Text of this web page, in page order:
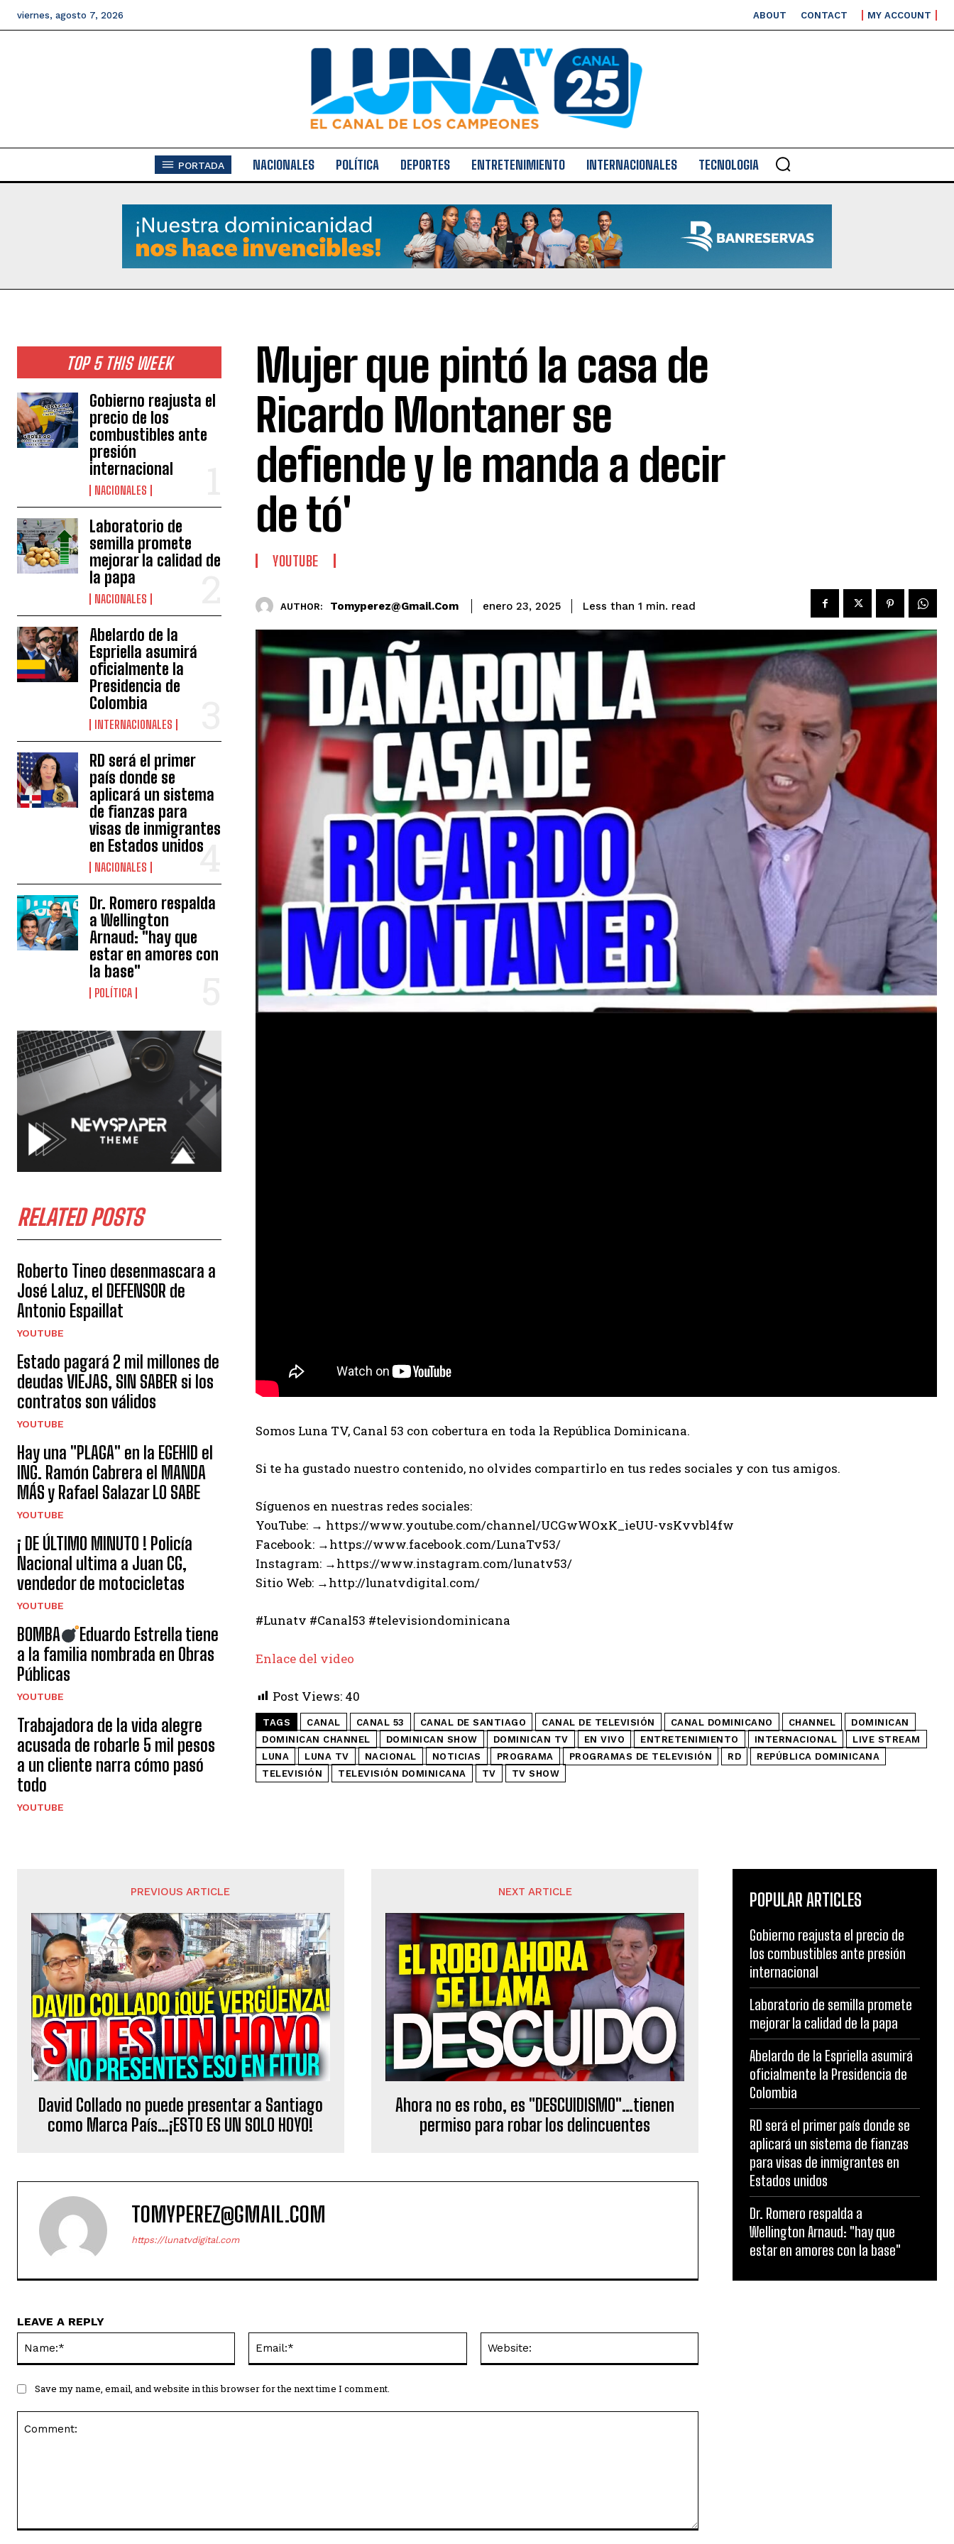
viernes, agosto 7, 2026 ABOUT CONTACT MY ACCOUNT
PORTADA NACIONALES POLÍTICA DEPORTES ENTRETENIMIENTO INTERNACIONALES TECNOLOGIA
TOP 5 THIS WEEK
Gobierno reajusta el
precio de los
combustibles ante
presión
internacional
NACIONALES
Laboratorio de
semilla promete
mejorar la calidad de
la papa
NACIONALES
Abelardo de la
Espriella asumirá
oficialmente la
Presidencia de
Colombia
INTERNACIONALES
RD será el primer
país donde se
aplicará un sistema
de fianzas para
visas de inmigrantes
en Estados unidos
NACIONALES
Dr. Romero respalda
a Wellington
Arnaud: "hay que
estar en amores con
la base"
POLÍTICA
RELATED POSTS
Roberto Tineo desenmascara a
José Laluz, el DEFENSOR de
Antonio Espaillat
YOUTUBE
Estado pagará 2 mil millones de
deudas VIEJAS, SIN SABER si los
contratos son válidos
YOUTUBE
Hay una "PLAGA" en la EGEHID el
ING. Ramón Cabrera el MANDA
MÁS y Rafael Salazar LO SABE
YOUTUBE
¡ DE ÚLTIMO MINUTO ! Policía
Nacional ultima a Juan CG,
vendedor de motocicletas
YOUTUBE
BOMBA
Eduardo Estrella tiene
a la familia nombrada en Obras
Públicas
YOUTUBE
Trabajadora de la vida alegre
acusada de robarle 5 mil pesos
a un cliente narra cómo pasó
todo
YOUTUBE
Mujer que pintó la casa de
Ricardo Montaner se
defiende y le manda a decir
de tó'
YOUTUBE
AUTHOR: Tomyperez@gmail.com enero 23, 2025 Less than 1 min. read
Somos Luna TV, Canal 53 con cobertura en toda la República Dominicana.
Si te ha gustado nuestro contenido, no olvides compartirlo en tus redes sociales y con tus amigos.
Síguenos en nuestras redes sociales:
YouTube: → https://www.youtube.com/channel/UCGwWOxK_ieUU-vsKvvbl4fw
Facebook: →https://www.facebook.com/LunaTv53/
Instagram: →https://www.instagram.com/lunatv53/
Sitio Web: →http://lunatvdigital.com/
#Lunatv #Canal53 #televisiondominicana
Enlace del video
Post Views: 40
TAGS CANAL CANAL 53 CANAL DE SANTIAGO CANAL DE TELEVISIÓN CANAL DOMINICANO CHANNEL
DOMINICAN
DOMINICAN CHANNEL
DOMINICAN SHOW DOMINICAN TV EN VIVO ENTRETENIMIENTO INTERNACIONAL
LIVE STREAM
LUNA
LUNA TV NACIONAL NOTICIAS PROGRAMA PROGRAMAS DE TELEVISIÓN RD
REPÚBLICA DOMINICANA
TELEVISIÓN
TELEVISIÓN DOMINICANA TV TV SHOW
PREVIOUS ARTICLE
David Collado no puede presentar a Santiago
como Marca País…¡ESTO ES UN SOLO HOYO!
NEXT ARTICLE
Ahora no es robo, es "DESCUIDISMO"…tienen
permiso para robar los delincuentes
TOMYPEREZ@GMAIL.COM
https://lunatvdigital.com
LEAVE A REPLY
Save my name, email, and website in this browser for the next time I comment.
POPULAR ARTICLES
Gobierno reajusta el precio de
los combustibles ante presión
internacional
Laboratorio de semilla promete
mejorar la calidad de la papa
Abelardo de la Espriella asumirá
oficialmente la Presidencia de
Colombia
RD será el primer país donde se
aplicará un sistema de fianzas
para visas de inmigrantes en
Estados unidos
Dr. Romero respalda a
Wellington Arnaud: "hay que
estar en amores con la base"